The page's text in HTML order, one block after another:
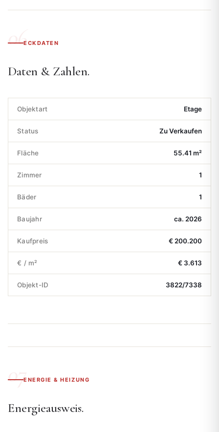
ECKDATEN
Daten & Zahlen.
Objektart Etage
Status Zu Verkaufen
Fläche 55.41 m²
Zimmer 1
Bäder 1
Baujahr ca. 2026
Kaufpreis € 200.200
€ / m² € 3.613
Objekt-ID 3822/7338
ENERGIE & HEIZUNG
Energieausweis.